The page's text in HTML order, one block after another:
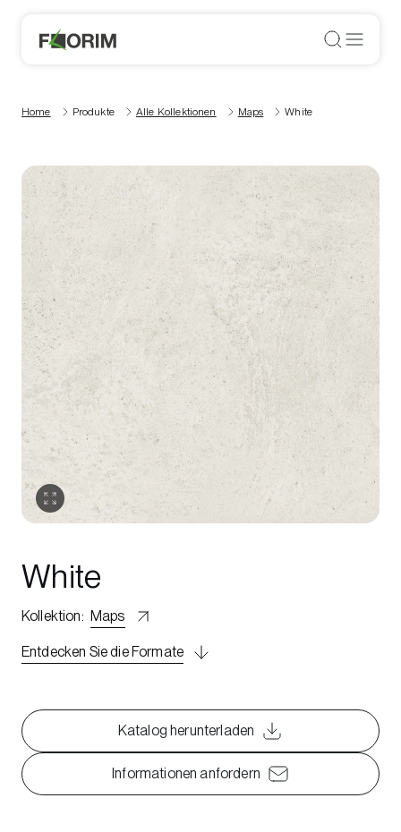
Home Produkte Alle Kollektionen Maps White
White
Kollektion: Maps
Entdecken Sie die Formate
Katalog herunterladen
Informationen anfordern